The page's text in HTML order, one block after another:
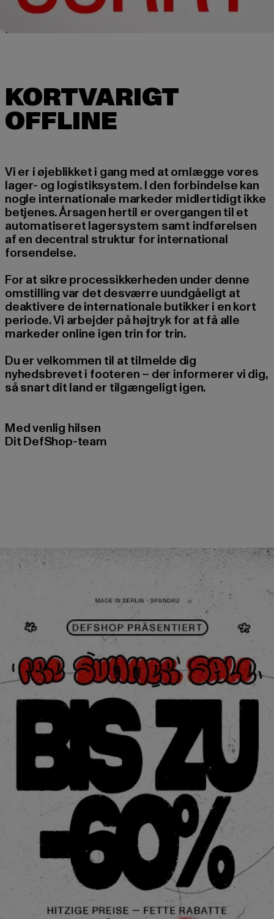
KORTVARIGT
Vi er i øjeblikket i gang med at omlægge vores
lager- og logistiksystem. I den forbindelse kan
nogle internationale markeder midlertidigt ikke
betjenes. Årsagen hertil er overgangen til et
automatiseret lagersystem samt indførelsen
af en decentral struktur for international
forsendelse.
For at sikre processikkerheden under denne
omstilling var det desværre uundgåeligt at
deaktivere de internationale butikker i en kort
periode. Vi arbejder på højtryk for at få alle
markeder online igen trin for trin.
Du er velkommen til at tilmelde dig
nyhedsbrevet i footeren – der informerer vi dig,
så snart dit land er tilgængeligt igen.
Med venlig hilsen
Dit DefShop-team